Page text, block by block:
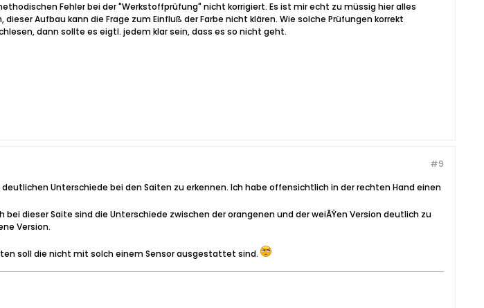
Fehler bei der "Werkstoffprüfung" nicht korrigiert. Es ist mir echt zu müssig hier alles
Aufbau kann die Frage zum Einfluß der Farbe nicht klären. Wie solche Prüfungen korrekt
dann sollte es eigtl. jedem klar sein, dass es so nicht geht.
#9
Unterschiede bei den Saiten zu erkennen. Ich habe offensichtlich in der rechten Hand einen
dieser Saite sind die Unterschiede zwischen der orangenen und der weiÃŸen Version deutlich zu
Version.
soll die nicht mit solch einem Sensor ausgestattet sind.